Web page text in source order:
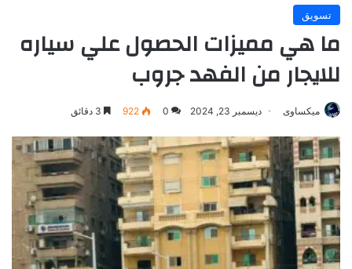
تسويق
ما هي مميزات الحصول علي سياره
للايجار من الفهد جروب
ميكساوى ديسمبر 23, 2024 0
922